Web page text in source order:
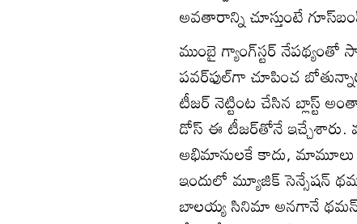
అవతారాన్ని చూస్తుంటే
ముంబై గ్యాంగ్‌స్టర్
పవర్‌ఫుల్‌గా చూపించ
టీజర్ నెట్టింట చేసిన బ్లాస్ట్
డోస్ ఈ టీజర్‌తోనే ఇచ్చేశారు.
అభిమానులకే కాదు, మామూలు
ఇందులో మ్యూజిక్ సెన్సేషన్
బాలయ్య సినిమా అనగానే థమన్